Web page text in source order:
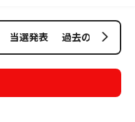
当選発表 過去の抽選会